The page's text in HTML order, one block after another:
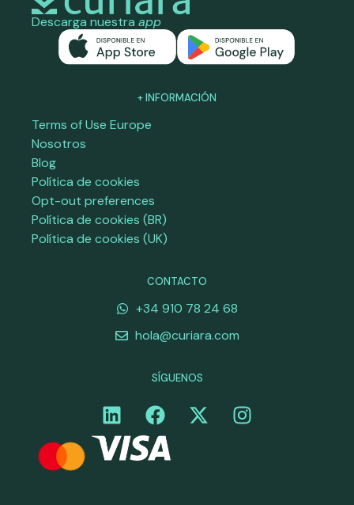
Descarga nuestra app
+ INFORMACIÓN
Terms of Use Europe
Nosotros
Blog
Política de cookies
Opt-out preferences
Política de cookies (BR)
Política de cookies (UK)
CONTACTO
+34 910 78 24 68
hola@curiara.com
SÍGUENOS